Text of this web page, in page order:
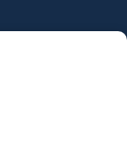
إلى
المحتوى